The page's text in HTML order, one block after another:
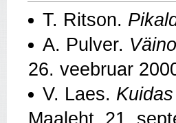
T. Ritson.
A. Pulver.
26. veebruar
V. Laes.